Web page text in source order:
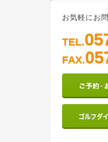
お気軽にお
TEL.
FAX.